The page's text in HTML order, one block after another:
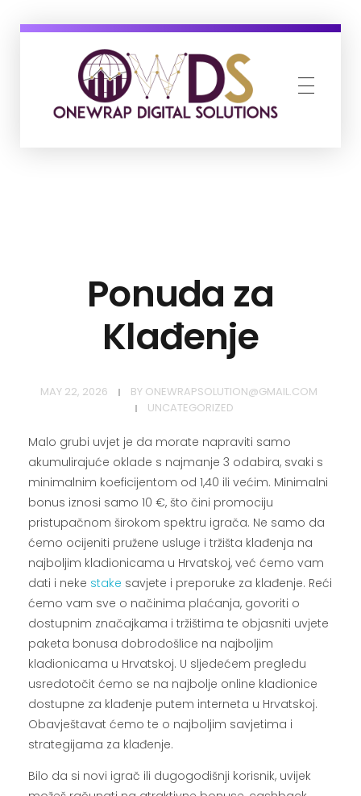
Ponuda za
Klađenje
MAY 22, 2026 BY ONEWRAPSOLUTION@GMAIL.COM
UNCATEGORIZED
Malo grubi uvjet je da morate napraviti samo
akumulirajuće oklade s najmanje 3 odabira, svaki s
minimalnim koeficijentom od 1,40 ili većim. Minimalni
bonus iznosi samo 10 €, što čini promociju
pristupačnom širokom spektru igrača. Ne samo da
ćemo ocijeniti pružene usluge i tržišta klađenja na
najboljim kladionicama u Hrvatskoj, već ćemo vam
dati i neke stake savjete i preporuke za klađenje. Reći
ćemo vam sve o načinima plaćanja, govoriti o
dostupnim značajkama i tržištima te objasniti uvjete
paketa bonusa dobrodošlice na najboljim
kladionicama u Hrvatskoj. U sljedećem pregledu
usredotočit ćemo se na najbolje online kladionice
dostupne za klađenje putem interneta u Hrvatskoj.
Obavještavat ćemo te o najboljim savjetima i
strategijama za klađenje.
Bilo da si novi igrač ili dugogodišnji korisnik, uvijek